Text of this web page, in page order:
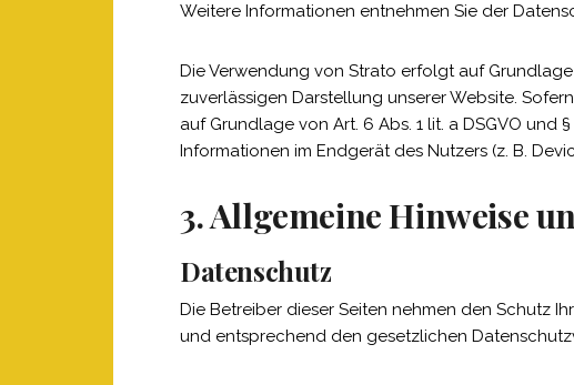
Weitere Informationen entnehmen Sie der
Die Verwendung von Strato erfolgt auf
zuverlässigen Darstellung unserer Website.
auf Grundlage von Art. 6 Abs. 1 lit. a DSGVO
Informationen im Endgerät des Nutzers (z. B.
3. Allgemeine Hinweise
Datenschutz
Die Betreiber dieser Seiten nehmen den Schutz
und entsprechend den gesetzlichen